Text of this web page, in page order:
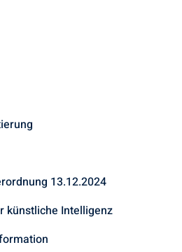
13.12.2024
künstliche Intelligenz